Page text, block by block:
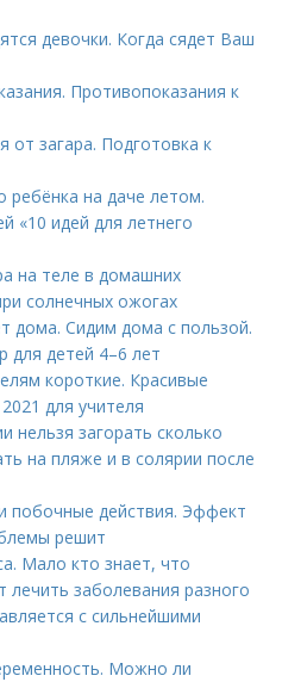
девочки. Когда сядет Ваш
Противопоказания к
от загара. Подготовка к
на даче летом.
«10 идей для летнего
на теле в домашних
солнечных ожогах
дома. Сидим дома с пользой.
для детей 4–6 лет
короткие. Красивые
для учителя
нельзя загорать сколько
на пляже и в солярии после
побочные действия. Эффект
решит
Мало кто знает, что
лечить заболевания разного
с сильнейшими
Можно ли